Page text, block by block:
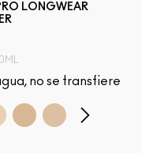
LONGWEAR
no se transfiere